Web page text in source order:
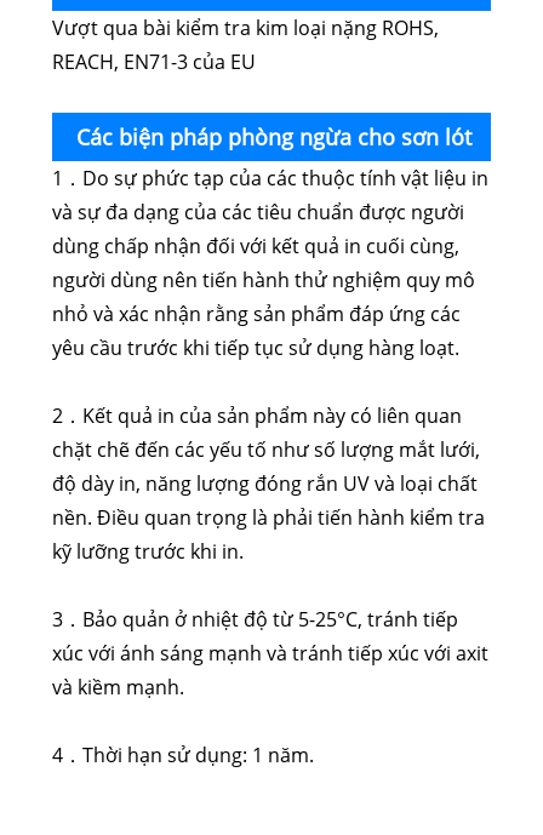
in màn hình chuyển nước UVLED
Vượt qua bài kiểm tra kim loại nặng ROHS,
REACH, EN71-3 của EU
Các biện pháp phòng ngừa cho sơn lót
in màn hình chuyển nước UVLED
1．Do sự phức tạp của các thuộc tính vật liệu in
và sự đa dạng của các tiêu chuẩn được người
dùng chấp nhận đối với kết quả in cuối cùng,
người dùng nên tiến hành thử nghiệm quy mô
nhỏ và xác nhận rằng sản phẩm đáp ứng các
yêu cầu trước khi tiếp tục sử dụng hàng loạt.
2．Kết quả in của sản phẩm này có liên quan
chặt chẽ đến các yếu tố như số lượng mắt lưới,
độ dày in, năng lượng đóng rắn UV và loại chất
nền. Điều quan trọng là phải tiến hành kiểm tra
kỹ lưỡng trước khi in.
3．Bảo quản ở nhiệt độ từ 5-25°C, tránh tiếp
xúc với ánh sáng mạnh và tránh tiếp xúc với axit
và kiềm mạnh.
4．Thời hạn sử dụng: 1 năm.